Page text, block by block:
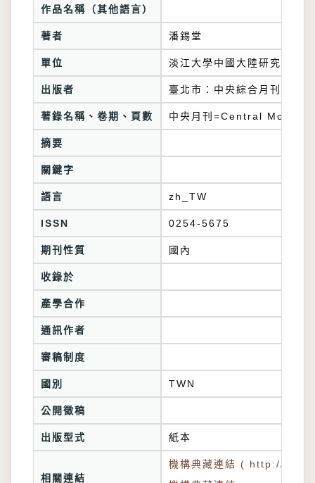
作品名稱（其他語言）
著者 潘錫堂
單位 淡江大學中國大陸研究所
出版者 臺北市：中央綜合月刊雜誌社
著錄名稱、卷期、頁數 中央月刊=Central
摘要
關鍵字
語言 zh_TW
ISSN 0254-5675
期刊性質 國內
收錄於
產學合作
通訊作者
審稿制度
國別 TWN
公開徵稿
出版型式 紙本
相關連結
機構典藏連結 ( http://